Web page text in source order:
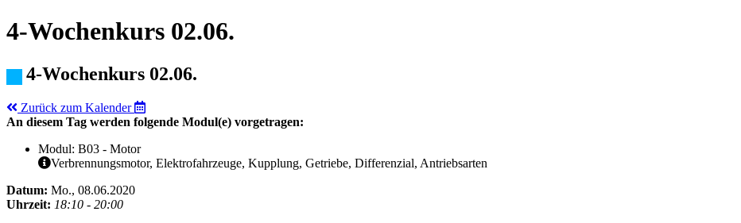
4-Wochenkurs 02.06.
4-Wochenkurs 02.06.
Zurück zum Kalender
An diesem Tag werden folgende Modul(e) vorgetragen:
Modul: B03 - Motor
Verbrennungsmotor, Elektrofahrzeuge, Kupplung, Getriebe, Differenzial, Antriebsarten
Datum: Mo., 08.06.2020
Uhrzeit: 18:10 - 20:00